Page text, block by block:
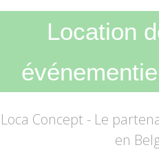
Location
Loca Concept - Le
en